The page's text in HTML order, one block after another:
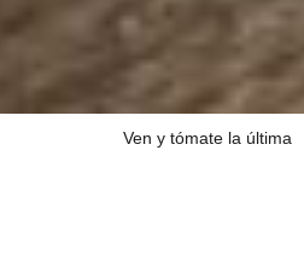
Ven y tómate la última